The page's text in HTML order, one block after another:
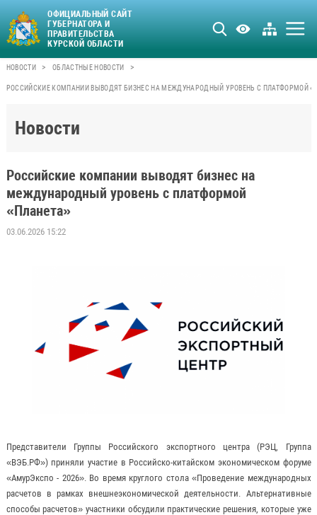
ОФИЦИАЛЬНЫЙ САЙТ
ГУБЕРНАТОРА И
ПРАВИТЕЛЬСТВА
КУРСКОЙ ОБЛАСТИ
НОВОСТИ > ОБЛАСТНЫЕ НОВОСТИ >
РОССИЙСКИЕ КОМПАНИИ ВЫВОДЯТ БИЗНЕС НА МЕЖДУНАРОДНЫЙ УРОВЕНЬ С ПЛАТФОРМОЙ
Новости
Российские компании выводят бизнес на
международный уровень с платформой
«Планета»
03.06.2026 15:22
Представители Группы Российского экспортного центра (РЭЦ, Группа
«ВЭБ.РФ») приняли участие в Российско-китайском экономическом форуме
«АмурЭкспо - 2026». Во время круглого стола «Проведение международных
расчетов в рамках внешнеэкономической деятельности. Альтернативные
способы расчетов» участники обсудили практические решения, которые уже